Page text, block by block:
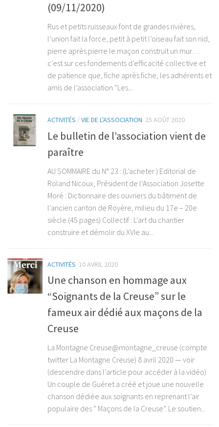
(09/11/2020)
Rus et petits ruisseaux font de grandes rivières,
l’union fait la force, petit à petit l’oiseau fait son nid,
pierre après pierre le maçon construit un mur…
c’est sur ces fondements d’efficacité collective et
de patience que, fiche après fiche, les adhérents et
amis de l’association “Les...
ACTIVITÉS /VIE DE L'ASSOCIATION 25 AOÛT 2020
Le bulletin de l’association vient de
paraître
AU SOMMAIRE du N° 23 : (L’acheter ) Editorial de
Roland Nicoux, Président de l’Association Josette
Moré : Dictionnaire des ouvriers du bâtiment de
l’ancien canton de Royère, milieu du 17e – 20e
siècle (45 pages) Collectif : L’art du chantier
construire et démolir du XVIe au...
ACTIVITÉS 10 AVRIL 2020
Une chanson en hommage aux
“Soignants de la Creuse” sur le
fameux air dédié aux maçons de la
Creuse
La Montagne Creuse@montagne_creuse (compte
twitter La Montagne Creuse) 8 avril 2020 — voir
(descendre dans l’article pour accéder à la vidéo)
Un couple de Guéret a créé et joue une nouvelle
chanson dédiée aux soignants en reprenant l’air
populaire des ” Maçons de la Creuse”. Le soutien...